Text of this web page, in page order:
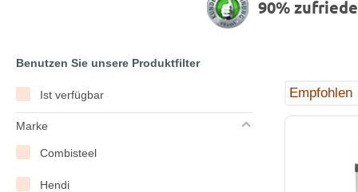
90%
Benutzen Sie unsere Produktfilter
Ist verfügbar
Marke
Combisteel
Hendi